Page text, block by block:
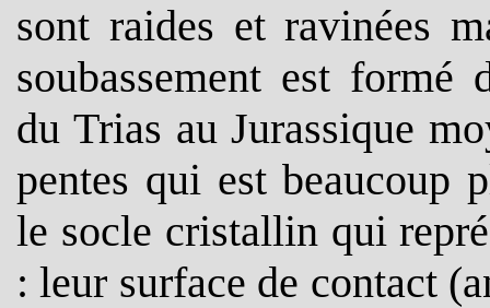
sont raides et ravinées
soubassement est formé
du Trias au Jurassique
pentes qui est beaucoup
le socle cristallin qui
: leur surface de contact